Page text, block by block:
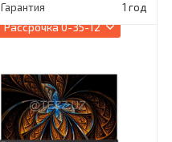
Гарантия 1 год
Рассрочка0-35-12